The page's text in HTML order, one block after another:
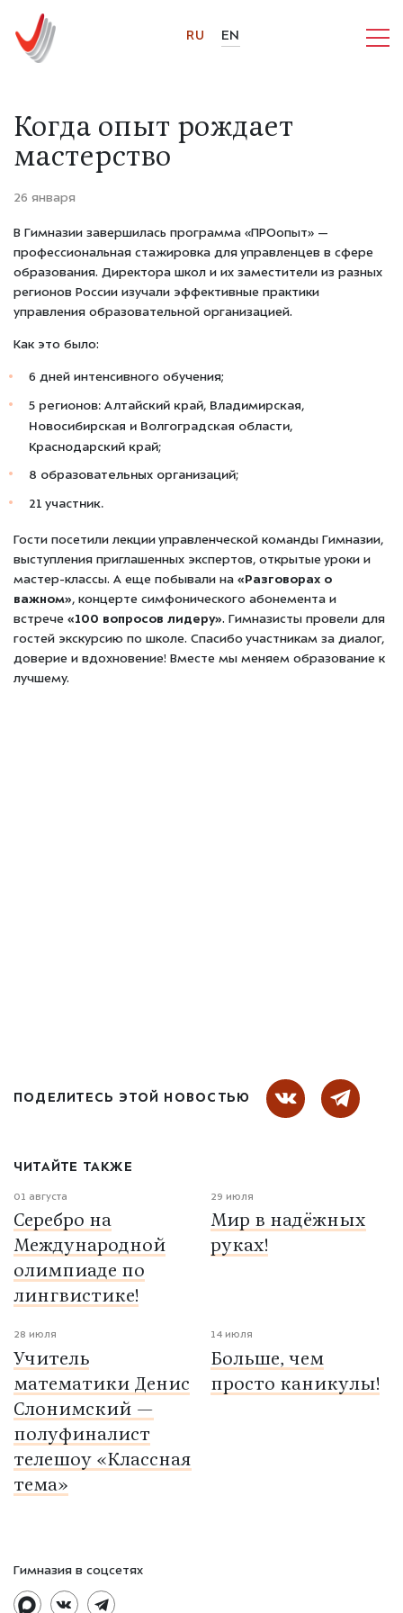
RU EN
Когда опыт рождает
мастерство
26 января
В Гимназии завершилась программа «ПРОопыт» —
профессиональная стажировка для управленцев в сфере
образования. Директора школ и их заместители из разных
регионов России изучали эффективные практики
управления образовательной организацией.
Как это было:
6 дней интенсивного обучения;
5 регионов: Алтайский край, Владимирская,
Новосибирская и Волгоградская области,
Краснодарский край;
8 образовательных организаций;
21 участник.
Гости посетили лекции управленческой команды Гимназии,
выступления приглашенных экспертов, открытые уроки и
мастер-классы. А еще побывали на «Разговорах о
важном», концерте симфонического абонемента и
встрече «100 вопросов лидеру». Гимназисты провели для
гостей экскурсию по школе. Спасибо участникам за диалог,
доверие и вдохновение! Вместе мы меняем образование к
лучшему.
ПОДЕЛИТЕСЬ ЭТОЙ НОВОСТЬЮ
ЧИТАЙТЕ ТАКЖЕ
01 августа
Серебро на
Международной
олимпиаде по
лингвистике!
29 июля
Мир в надёжных
руках!
28 июля
Учитель
математики Денис
Слонимский —
полуфиналист
телешоу «Классная
тема»
14 июля
Больше, чем
просто каникулы!
Гимназия в соцсетях